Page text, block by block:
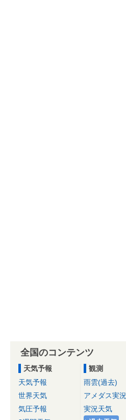
全国のコンテンツ
天気予報
天気予報
世界天気
気圧予報
観測
雨雲(過去)
アメダス実況
実況天気